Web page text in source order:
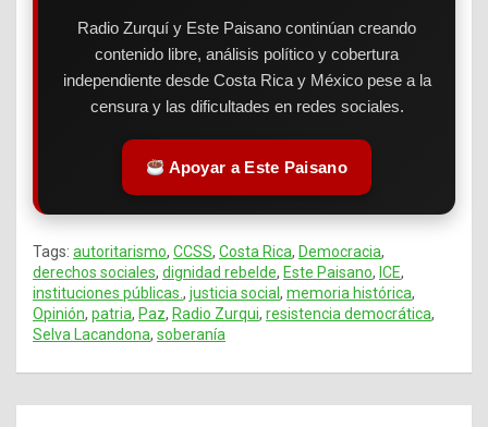
Radio Zurquí y Este Paisano continúan creando
contenido libre, análisis político y cobertura
independiente desde Costa Rica y México pese a la
censura y las dificultades en redes sociales.
Apoyar a Este Paisano
Tags: autoritarismo, CCSS, Costa Rica, Democracia,
derechos sociales, dignidad rebelde, Este Paisano, ICE,
instituciones públicas. , justicia social , memoria histórica,
Opinión, patria, Paz, Radio Zurqui, resistencia democrática,
Selva Lacandona, soberanía